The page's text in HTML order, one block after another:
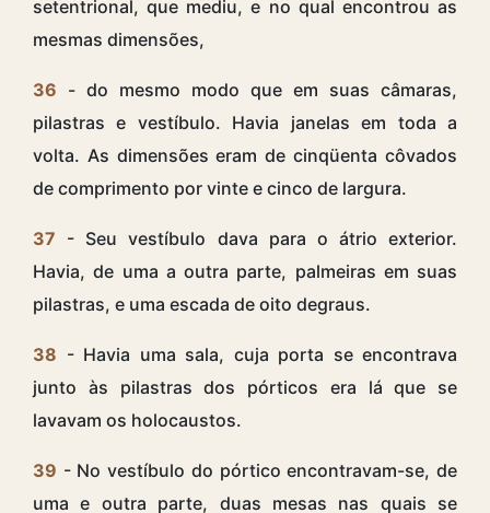
setentrional, que mediu, e no qual encontrou as
mesmas dimensões,
36 - do mesmo modo que em suas câmaras,
pilastras e vestíbulo. Havia janelas em toda a
volta. As dimensões eram de cinqüenta côvados
de comprimento por vinte e cinco de largura.
37 - Seu vestíbulo dava para o átrio exterior.
Havia, de uma a outra parte, palmeiras em suas
pilastras, e uma escada de oito degraus.
38 - Havia uma sala, cuja porta se encontrava
junto às pilastras dos pórticos era lá que se
lavavam os holocaustos.
39 - No vestíbulo do pórtico encontravam-se, de
uma e outra parte, duas mesas nas quais se